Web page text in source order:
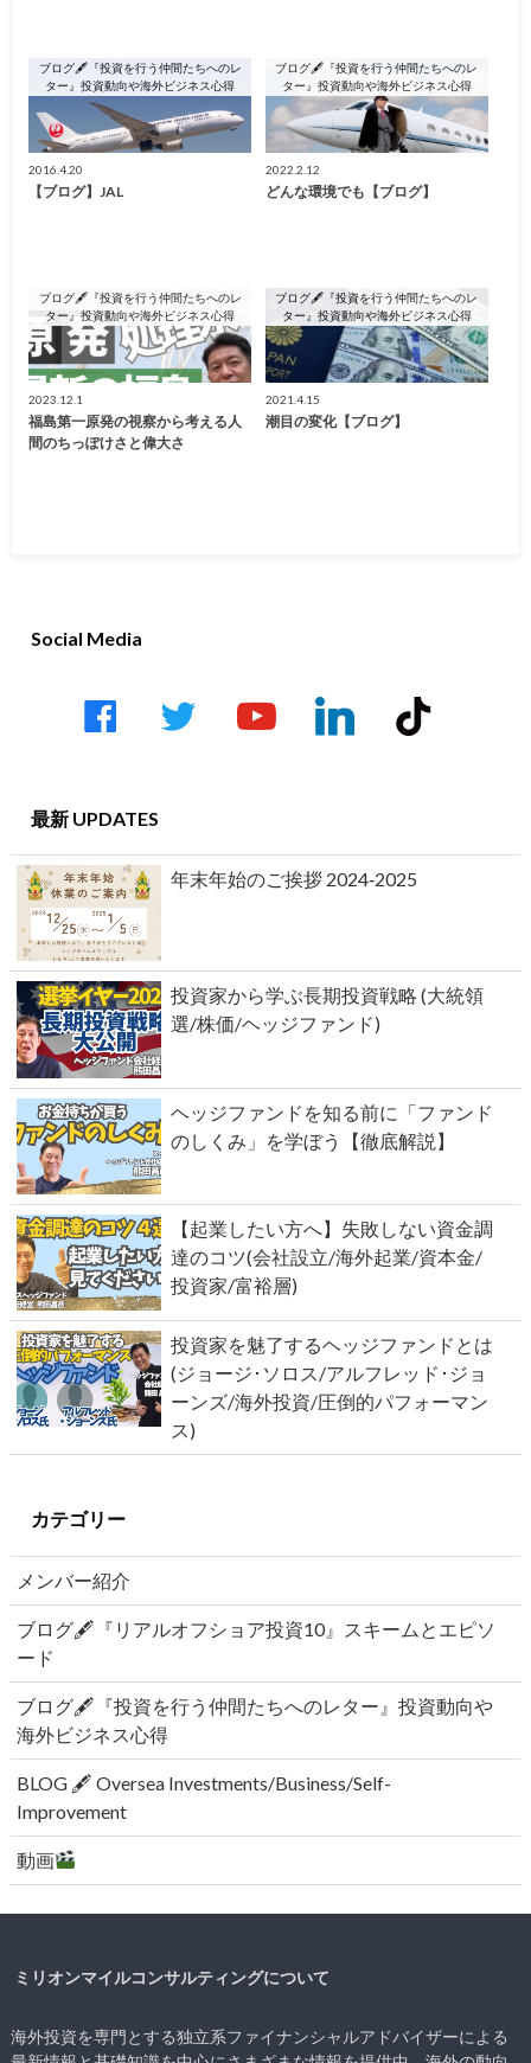
ブログ🖋『投資を行う仲間たちへのレ
ター』投資動向や海外ビジネス心得
2016.4.20
【ブログ】JAL
ブログ🖋『投資を行う仲間たちへのレ
ター』投資動向や海外ビジネス心得
2022.2.12
どんな環境でも【ブログ】
ブログ🖋『投資を行う仲間たちへのレ
ター』投資動向や海外ビジネス心得
2023.12.1
福島第一原発の視察から考える人
間のちっぽけさと偉大さ
ブログ🖋『投資を行う仲間たちへのレ
ター』投資動向や海外ビジネス心得
2021.4.15
潮目の変化【ブログ】
Social Media
facebook twitter
youtube-
play
linkedin tiktok
最新 UPDATES
年末年始のご挨拶 2024‐2025
投資家から学ぶ長期投資戦略 (大統領
選/株価/ヘッジファンド)
ヘッジファンドを知る前に「ファンド
のしくみ」を学ぼう【徹底解説】
【起業したい方へ】失敗しない資金調
達のコツ(会社設立/海外起業/資本金/
投資家/富裕層)
投資家を魅了するヘッジファンドとは
(ジョージ･ソロス/アルフレッド･ジョ
ーンズ/海外投資/圧倒的パフォーマン
ス)
カテゴリー
メンバー紹介
ブログ🖋『リアルオフショア投資10』スキームとエピソ
ード
ブログ🖋『投資を行う仲間たちへのレター』投資動向や
海外ビジネス心得
BLOG 🖋 Oversea Investments/Business/Self-
Improvement
動画
ミリオンマイルコンサルティングについて
海外投資を専門とする独立系ファイナンシャルアドバイザーによる